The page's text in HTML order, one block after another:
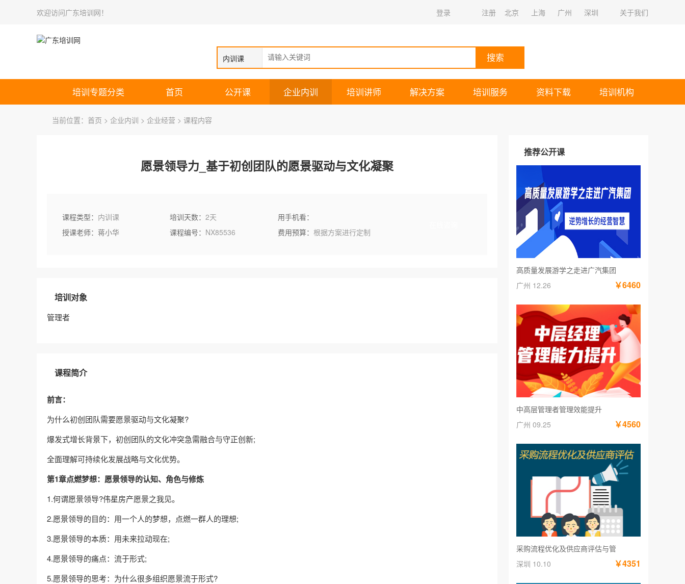
欢迎访问广东培训网！ 登录 注册 北京 上海 广州 深圳 关于我们
内训课 搜索
培训专题分类 首页 公开课 企业内训 培训讲师 解决方案 培训服务 资料下载 培训机构
当前位置： 首页 > 企业内训 > 企业经营 > 课程内容
愿景领导力_基于初创团队的愿景驱动与文化凝聚
课程类型： 内训课 培训天数：2天
用手机看：
授课老师： 蒋小华 课程编号： NX85536 费用预算： 根据方案进行定制
培训对象
管理者
课程简介
前言：
为什么初创团队需要愿景驱动与文化凝聚?
爆发式增长背景下，初创团队的文化冲突急需融合与守正创新;
全面理解可持续化发展战略与文化优势。
第1章点燃梦想：愿景领导的认知、角色与修炼
1.何谓愿景领导?伟星房产愿景之我见。
2.愿景领导的目的：用一个人的梦想，点燃一群人的理想;
3.愿景领导的本质：用未来拉动现在;
4.愿景领导的痛点：流于形式;
5.愿景领导的思考：为什么很多组织愿景流于形式?
推荐公开课
高质量发展游学之走进广汽集团
广州 12.26
￥6460
中高层管理者管理效能提升
广州 09.25
￥4560
采购流程优化及供应商评估与管
深圳 10.10
￥4351